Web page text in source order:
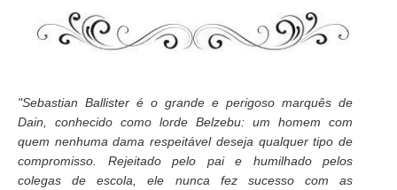
"Sebastian Ballister é o grande e perigoso marquês de
Dain, conhecido como lorde Belzebu: um homem com
quem nenhuma dama respeitável deseja qualquer tipo de
compromisso. Rejeitado pelo pai e humilhado pelos
colegas de escola, ele nunca fez sucesso com as